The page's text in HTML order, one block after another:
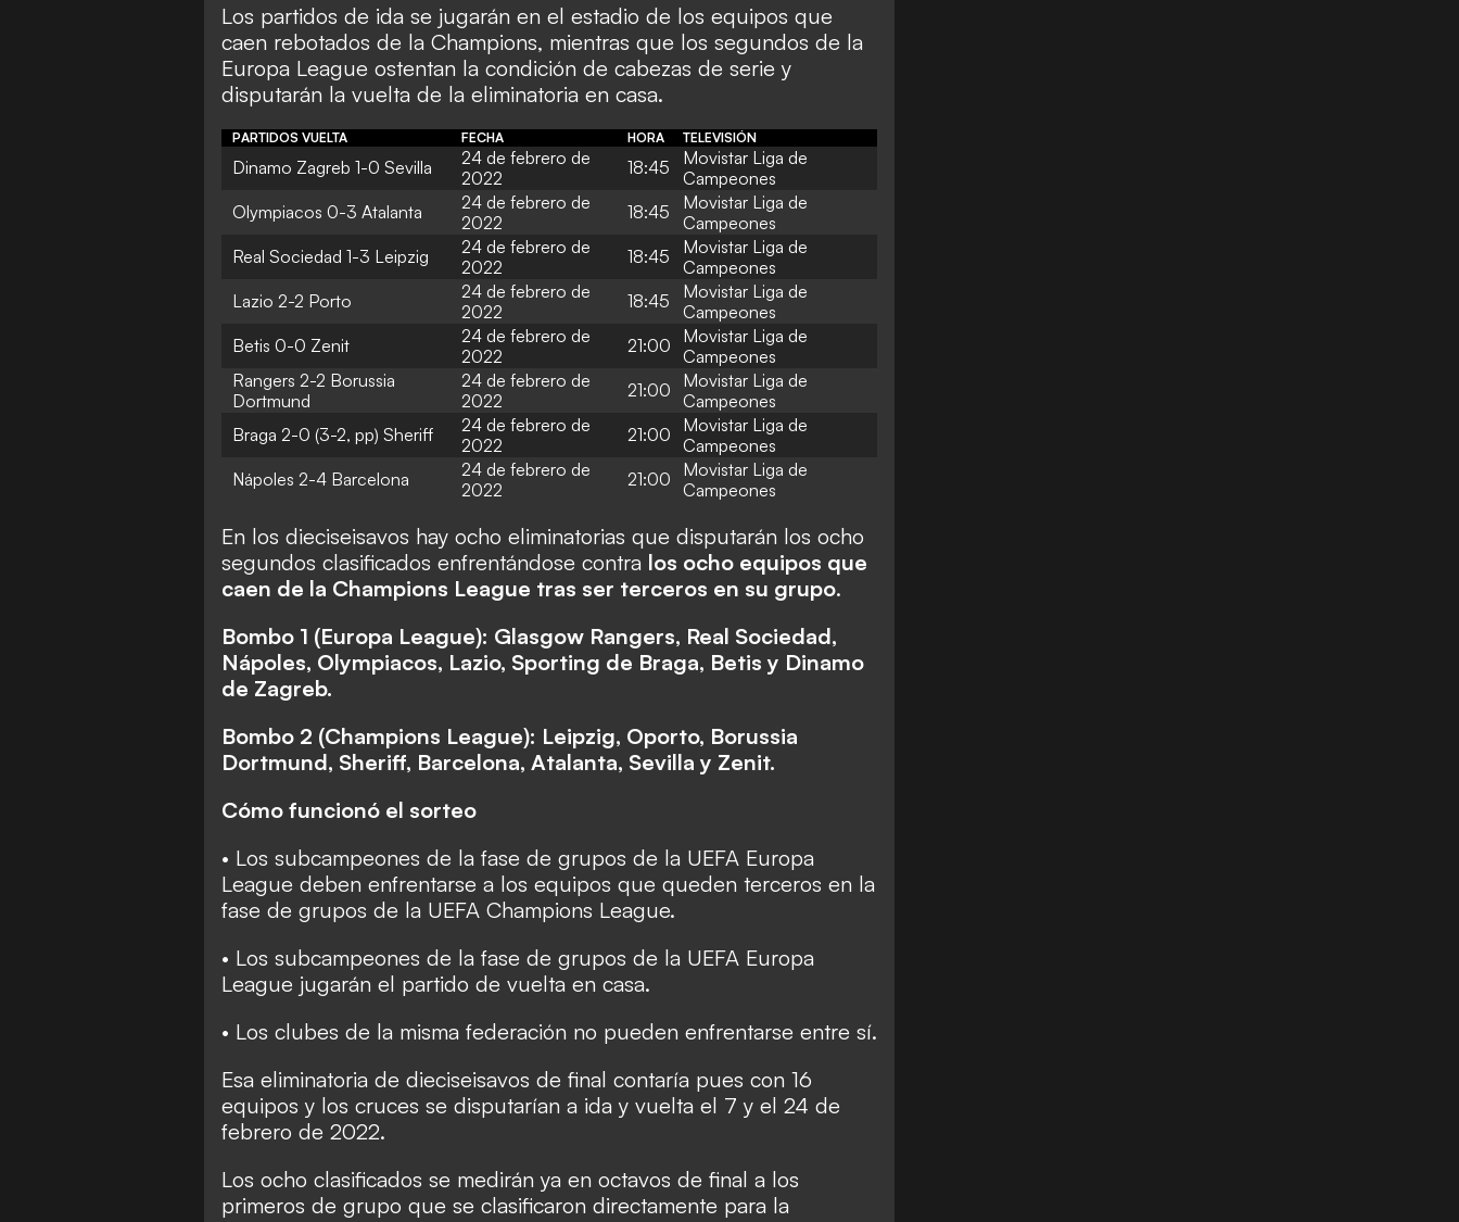
Los partidos de ida se jugarán en el estadio de los equipos que
caen rebotados de la Champions, mientras que los segundos de la
Europa League ostentan la condición de cabezas de serie y
disputarán la vuelta de la eliminatoria en casa.
PARTIDOS VUELTA FECHA HORA TELEVISIÓN
Dinamo Zagreb 1-0 Sevilla
24 de febrero de
2022
18:45
Movistar Liga de
Campeones
Olympiacos 0-3 Atalanta
24 de febrero de
2022
18:45
Movistar Liga de
Campeones
Real Sociedad 1-3 Leipzig
24 de febrero de
2022
18:45
Movistar Liga de
Campeones
Lazio 2-2 Porto
24 de febrero de
2022
18:45
Movistar Liga de
Campeones
Betis 0-0 Zenit
24 de febrero de
2022
21:00
Movistar Liga de
Campeones
Rangers 2-2 Borussia
Dortmund
24 de febrero de
2022
21:00
Movistar Liga de
Campeones
Braga 2-0 (3-2, pp) Sheriff
24 de febrero de
2022
21:00
Movistar Liga de
Campeones
Nápoles 2-4 Barcelona
24 de febrero de
2022
21:00
Movistar Liga de
Campeones
En los dieciseisavos hay ocho eliminatorias que disputarán los ocho
segundos clasificados enfrentándose contra los ocho equipos que
caen de la Champions League tras ser terceros en su grupo.
Bombo 1 (Europa League): Glasgow Rangers, Real Sociedad,
Nápoles, Olympiacos, Lazio, Sporting de Braga, Betis y Dinamo
de Zagreb.
Bombo 2 (Champions League): Leipzig, Oporto, Borussia
Dortmund, Sheriff, Barcelona, Atalanta, Sevilla y Zenit.
Cómo funcionó el sorteo
• Los subcampeones de la fase de grupos de la UEFA Europa
League deben enfrentarse a los equipos que queden terceros en la
fase de grupos de la UEFA Champions League.
• Los subcampeones de la fase de grupos de la UEFA Europa
League jugarán el partido de vuelta en casa.
• Los clubes de la misma federación no pueden enfrentarse entre sí.
Esa eliminatoria de dieciseisavos de final contaría pues con 16
equipos y los cruces se disputarían a ida y vuelta el 7 y el 24 de
febrero de 2022.
Los ocho clasificados se medirán ya en octavos de final a los
primeros de grupo que se clasificaron directamente para la